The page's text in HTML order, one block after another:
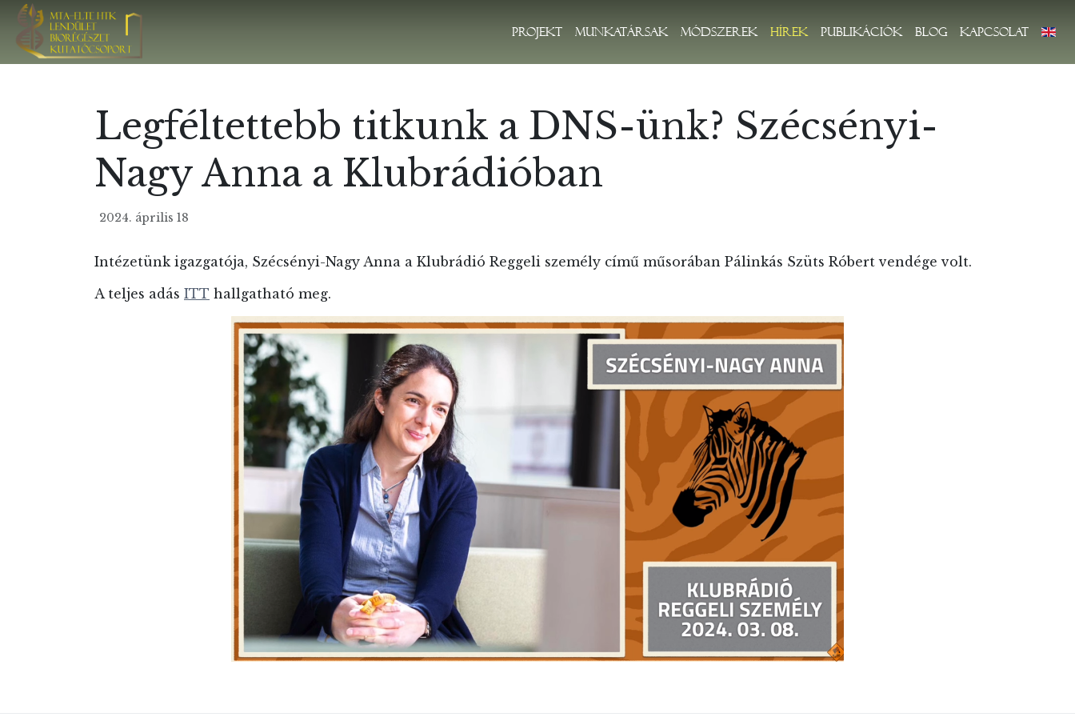
Projekt Munkatársak Módszerek Hírek Publikációk Blog Kapcsolat
Legféltettebb titkunk a DNS-ünk? Szécsényi-
Nagy Anna a Klubrádióban
2024. április 18
Intézetünk igazgatója, Szécsényi-Nagy Anna a Klubrádió Reggeli személy című műsorában Pálinkás Szüts Róbert vendége volt.
A teljes adás ITT hallgatható meg.